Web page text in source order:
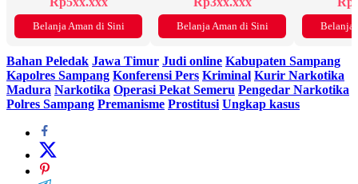
Belanja Aman di Sini Belanja Aman di Sini Belanja
Bahan Peledak Jawa Timur Judi online Kabupaten Sampang
Kapolres Sampang Konferensi Pers Kriminal Kurir Narkotika
Madura Narkotika Operasi Pekat Semeru Pengedar Narkotika
Polres Sampang Premanisme Prostitusi Ungkap kasus